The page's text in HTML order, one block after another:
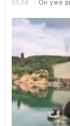
05.08 Он уже